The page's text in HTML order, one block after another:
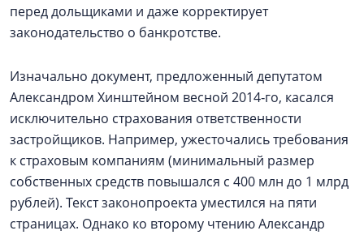
перед дольщиками и даже корректирует
законодательство о банкротстве.
Изначально документ, предложенный депутатом
Александром Хинштейном весной 2014‑го, касался
исключительно страхования ответственности
застройщиков. Например, ужесточались требования
к страховым компаниям (минимальный размер
собственных средств повышался с 400 млн до 1 млрд
рублей). Текст законопроекта уместился на пяти
страницах. Однако ко второму чтению Александр